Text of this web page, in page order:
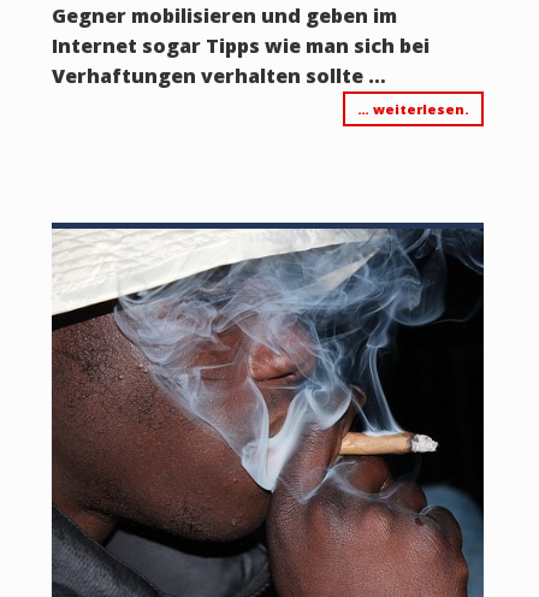
Gegner mobilisieren und geben im
Internet sogar Tipps wie man sich bei
Verhaftungen verhalten sollte …
… weiterlesen.